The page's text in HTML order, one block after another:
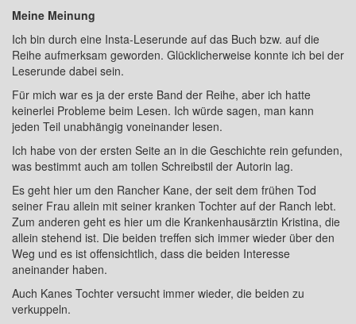
Meine Meinung
Ich bin durch eine Insta-Leserunde auf das Buch bzw. auf die
Reihe aufmerksam geworden. Glücklicherweise konnte ich bei der
Leserunde dabei sein.
Für mich war es ja der erste Band der Reihe, aber ich hatte
keinerlei Probleme beim Lesen. Ich würde sagen, man kann
jeden Teil unabhängig voneinander lesen.
Ich habe von der ersten Seite an in die Geschichte rein gefunden,
was bestimmt auch am tollen Schreibstil der Autorin lag.
Es geht hier um den Rancher Kane, der seit dem frühen Tod
seiner Frau allein mit seiner kranken Tochter auf der Ranch lebt.
Zum anderen geht es hier um die Krankenhausärztin Kristina, die
allein stehend ist. Die beiden treffen sich immer wieder über den
Weg und es ist offensichtlich, dass die beiden Interesse
aneinander haben.
Auch Kanes Tochter versucht immer wieder, die beiden zu
verkuppeln.